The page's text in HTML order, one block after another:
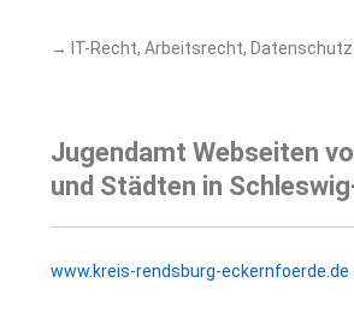
→ IT-Recht, Arbeitsrecht, Datenschutz
Jugendamt Webseiten
und Städten in
www.kreis-rendsburg-eckernfoerde.de